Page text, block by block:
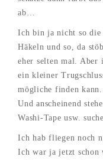
ab…
Ich bin ja nicht so die
Häkeln und so, da
eher selten mal. Aber
ein kleiner
mögliche finden kann.
Und anscheinend
Washi-Tape usw.
Ich hab fliegen noch
Ich war ja jetzt schon